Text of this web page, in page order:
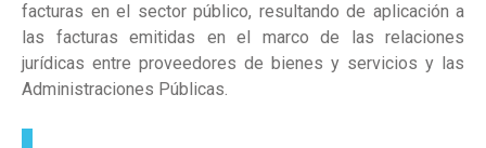
facturas en el sector público, resultando de aplicación a
las facturas emitidas en el marco de las relaciones
jurídicas entre proveedores de bienes y servicios y las
Administraciones Públicas.